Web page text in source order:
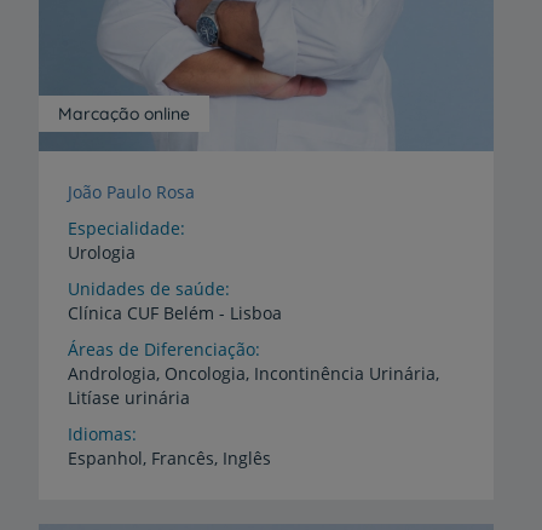
Marcação online
João Paulo Rosa
Especialidade
Urologia
Unidades de saúde
Clínica CUF Belém - Lisboa
Áreas de Diferenciação
Andrologia, Oncologia, Incontinência Urinária,
Litíase urinária
Idiomas
Espanhol, Francês, Inglês